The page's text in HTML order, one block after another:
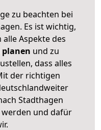
zu beachten bei
Es ist wichtig,
Aspekte des
planen und zu
dass alles
der richtigen
Stadthagen
und dafür